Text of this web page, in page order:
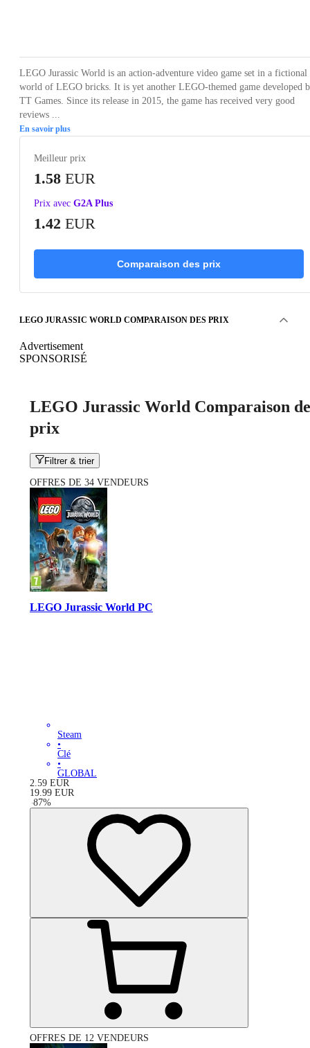
LEGO Jurassic World is an action-adventure video game set in a fictional
world of LEGO bricks. It is yet another LEGO-themed game developed
TT Games. Since its release in 2015, the game has received very good
reviews ...
En savoir plus
Meilleur prix
1.58 EUR
Prix avec G2A Plus
1.42 EUR
Comparaison des prix
LEGO JURASSIC WORLD COMPARAISON DES PRIX
Advertisement
SPONSORISÉ
LEGO Jurassic World Comparaison
prix
Filtrer & trier
OFFRES DE 34 VENDEURS
LEGO Jurassic World PC
Steam
•
Clé
•
GLOBAL
2.59 EUR
19.99 EUR
-87%
OFFRES DE 12 VENDEURS